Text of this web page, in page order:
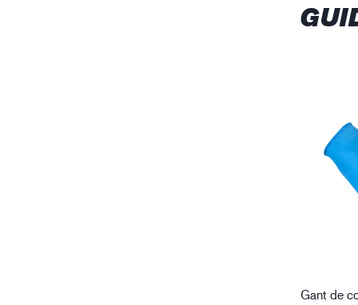
Gant de